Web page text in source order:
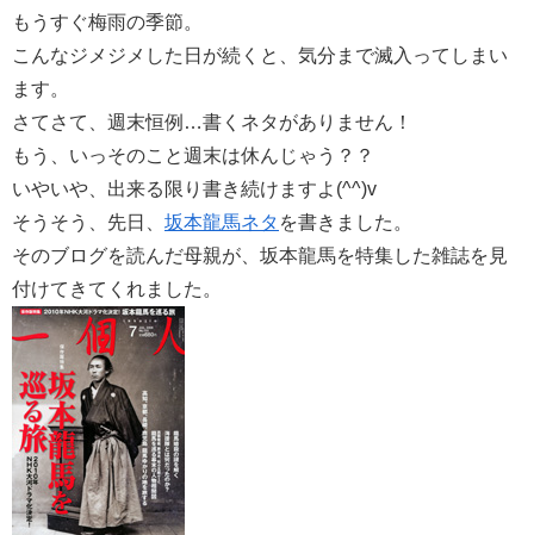
もうすぐ梅雨の季節。
こんなジメジメした日が続くと、気分まで滅入ってしまい
ます。
さてさて、週末恒例…書くネタがありません！
もう、いっそのこと週末は休んじゃう？？
いやいや、出来る限り書き続けますよ(^^)v
そうそう、先日、 坂本龍馬ネタ を書きました。
そのブログを読んだ母親が、坂本龍馬を特集した雑誌を見
付けてきてくれました。